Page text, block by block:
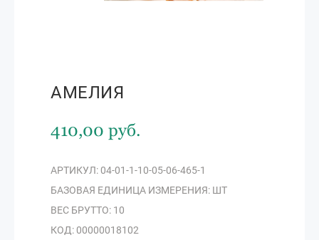
АМЕЛИЯ
410,00 руб.
АРТИКУЛ: 04-01-1-10-05-06-465-1
БАЗОВАЯ ЕДИНИЦА ИЗМЕРЕНИЯ: ШТ
ВЕС БРУТТО: 10
КОД: 00000018102